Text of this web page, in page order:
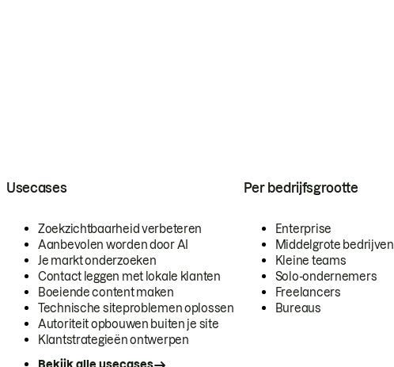
Usecases
Zoekzichtbaarheid verbeteren
Aanbevolen worden door AI
Je markt onderzoeken
Contact leggen met lokale klanten
Boeiende content maken
Technische siteproblemen oplossen
Autoriteit opbouwen buiten je site
Klantstrategieën ontwerpen
Per bedrijfsgrootte
Enterprise
Middelgrote bedrijven
Kleine teams
Solo-ondernemers
Freelancers
Bureaus